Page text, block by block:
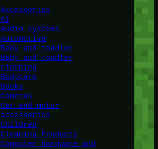
Accessories
AI
Audio systems
Automotive
Baby and toddler
Baby and toddler
clothing
Bodycare
Books
Cameras
Car and motor
accessories
Children
Cleaning Products
Computer hardware and